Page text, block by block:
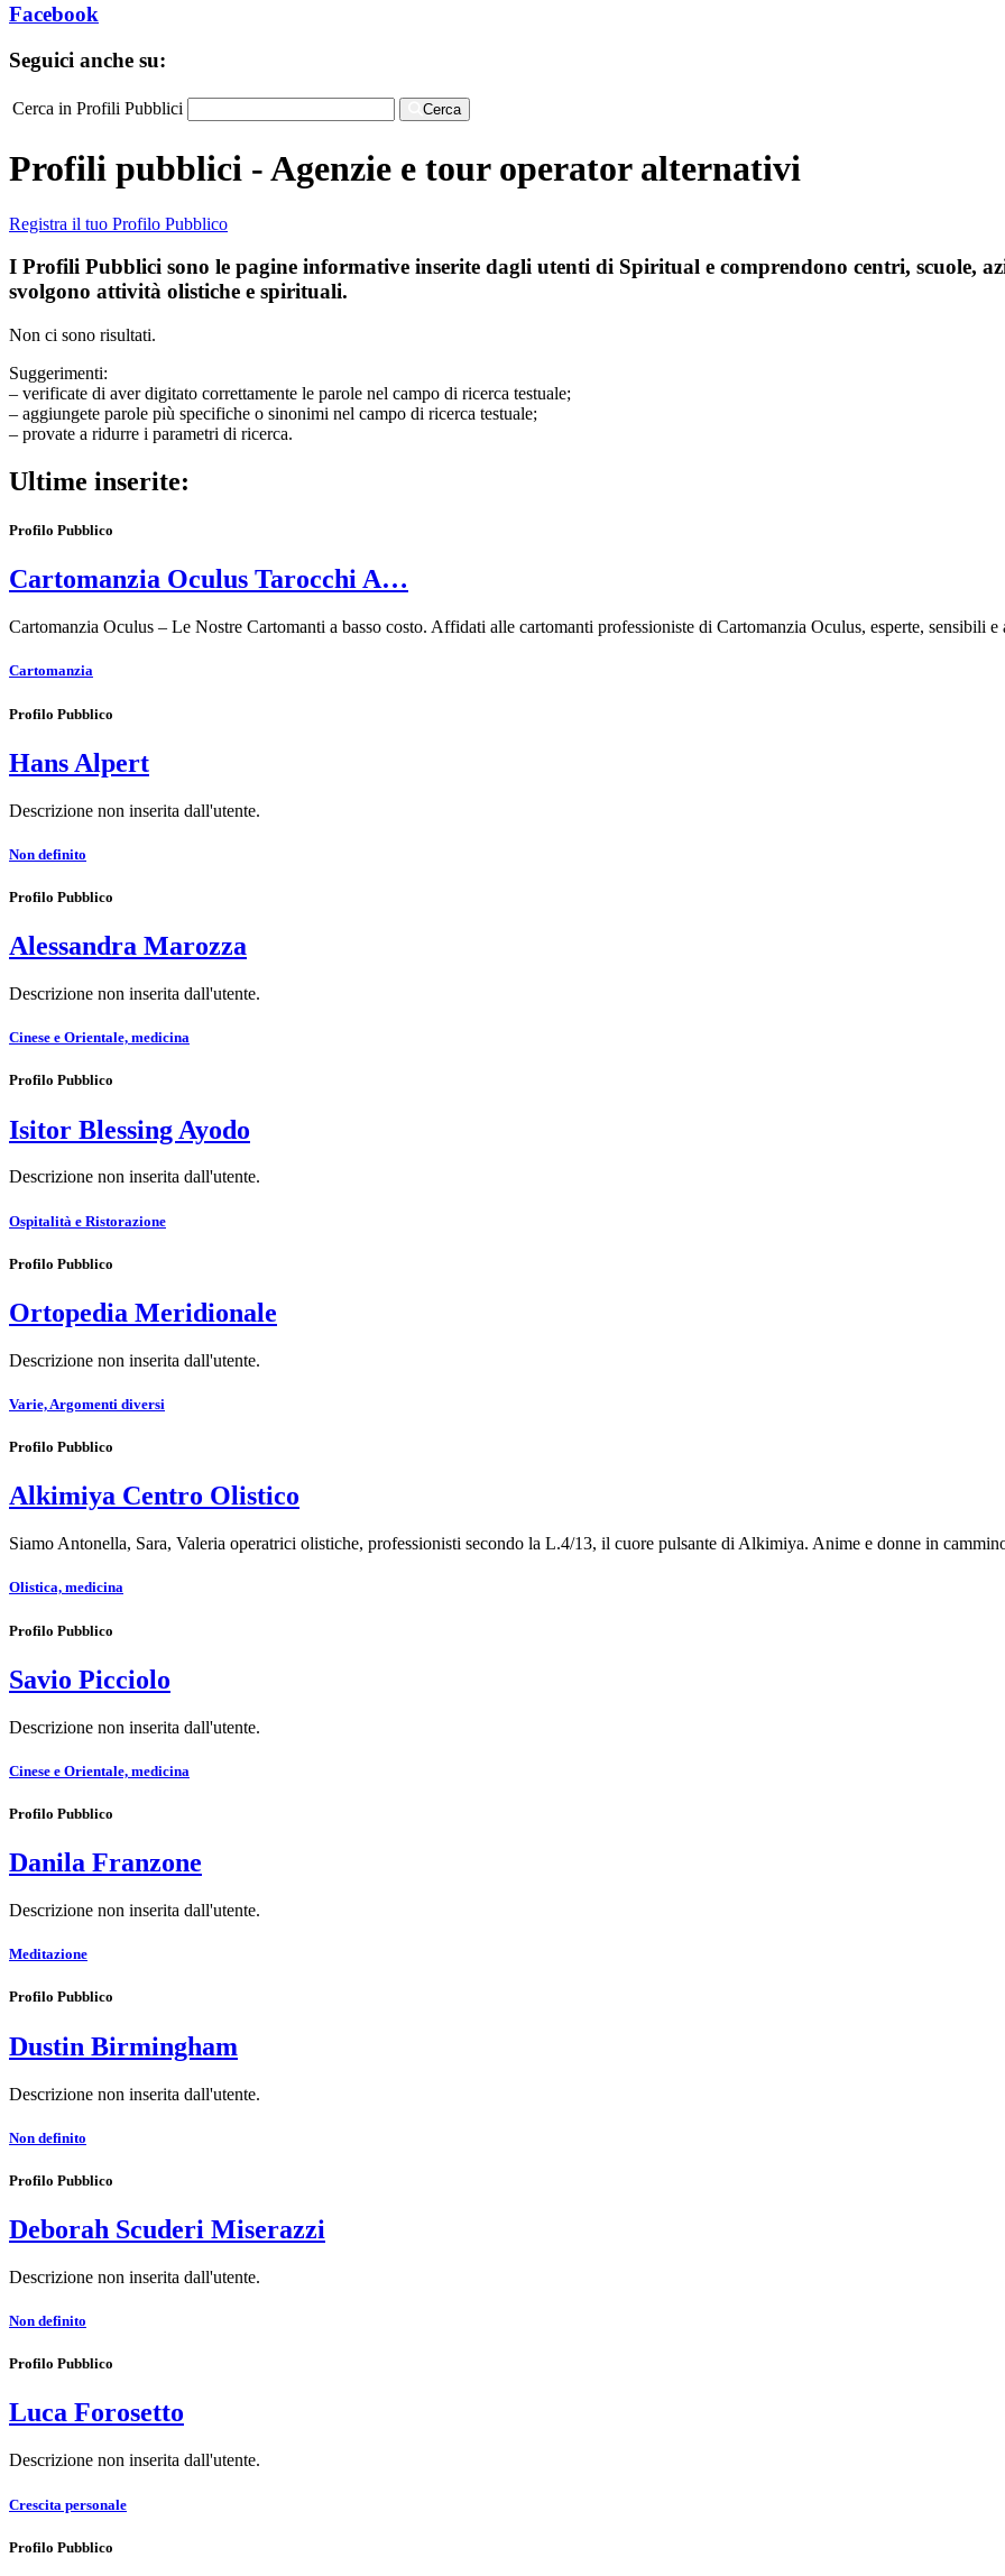
Facebook
Seguici anche su:
Cerca in Profili Pubblici Cerca
Profili pubblici - Agenzie e tour operator alternativi
Registra il tuo Profilo Pubblico
I Profili Pubblici sono le pagine informative inserite dagli utenti di Spiritual e comprendono centri, scuole,
svolgono attività olistiche e spirituali.
Non ci sono risultati.
Suggerimenti:
– verificate di aver digitato correttamente le parole nel campo di ricerca testuale;
– aggiungete parole più specifiche o sinonimi nel campo di ricerca testuale;
– provate a ridurre i parametri di ricerca.
Ultime inserite:
Profilo Pubblico
Cartomanzia Oculus Tarocchi A…
Cartomanzia Oculus – Le Nostre Cartomanti a basso costo. Affidati alle cartomanti professioniste di Cartomanzia Oculus, esperte, sensibili
Cartomanzia
Profilo Pubblico
Hans Alpert
Descrizione non inserita dall'utente.
Non definito
Profilo Pubblico
Alessandra Marozza
Descrizione non inserita dall'utente.
Cinese e Orientale, medicina
Profilo Pubblico
Isitor Blessing Ayodo
Descrizione non inserita dall'utente.
Ospitalità e Ristorazione
Profilo Pubblico
Ortopedia Meridionale
Descrizione non inserita dall'utente.
Varie, Argomenti diversi
Profilo Pubblico
Alkimiya Centro Olistico
Siamo Antonella, Sara, Valeria operatrici olistiche, professionisti secondo la L.4/13, il cuore pulsante di Alkimiya. Anime e donne in
Olistica, medicina
Profilo Pubblico
Savio Picciolo
Descrizione non inserita dall'utente.
Cinese e Orientale, medicina
Profilo Pubblico
Danila Franzone
Descrizione non inserita dall'utente.
Meditazione
Profilo Pubblico
Dustin Birmingham
Descrizione non inserita dall'utente.
Non definito
Profilo Pubblico
Deborah Scuderi Miserazzi
Descrizione non inserita dall'utente.
Non definito
Profilo Pubblico
Luca Forosetto
Descrizione non inserita dall'utente.
Crescita personale
Profilo Pubblico